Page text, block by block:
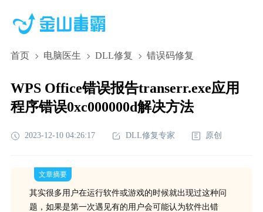
首页 电脑医生 DLL修复 错误码修复
WPS Office错误报告transerr.exe应用
程序错误0xc000000d解决方法
2023-12-10 04:26:17 DLL修复专家 原创
文章摘要
其实很多用户在运行软件或游戏的时候就出现过这种问
题，如果是第一次遇见有的用户会可能认为软件出错